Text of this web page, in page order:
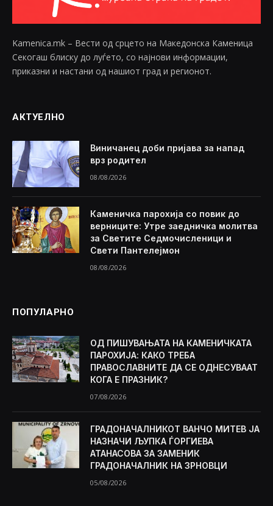
Kamenica.mk – Вести од срцето на Македонска Каменица
Секогаш блиску до луѓето, со најнови информации,
приказни и настани од нашиот град и регионот.
АКТУЕЛНО
Виничанец доби пријава за напад
врз родител
08/08/2026
Каменичка парохија со повик до
верниците: Утре заедничка молитва
за Светите Седмочисленици и
Свети Пантелејмон
08/08/2026
ПОПУЛАРНО
ОД ПИШУВАЊАТА НА КАМЕНИЧКАТА
ПАРОХИЈА: КАКО ТРЕБА
ПРАВОСЛАВНИТЕ ДА СЕ ОДНЕСУВААТ
КОГА Е ПРАЗНИК?
07/08/2026
ГРАДОНАЧАЛНИКОТ ВАНЧО МИТЕВ ЈА
НАЗНАЧИ ЉУПКА ЃОРГИЕВА
АТАНАСОВА ЗА ЗАМЕНИК
ГРАДОНАЧАЛНИК НА ЗРНОВЦИ
05/08/2026